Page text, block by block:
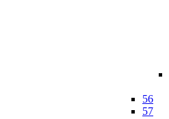
56
57